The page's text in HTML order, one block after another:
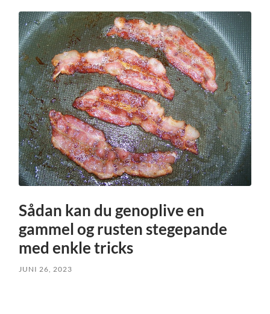
Sådan kan du genoplive en
gammel og rusten stegepande
med enkle tricks
JUNI 26, 2023